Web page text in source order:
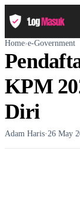
Home›e-Government
KPM
Diri
Adam Haris·26 May